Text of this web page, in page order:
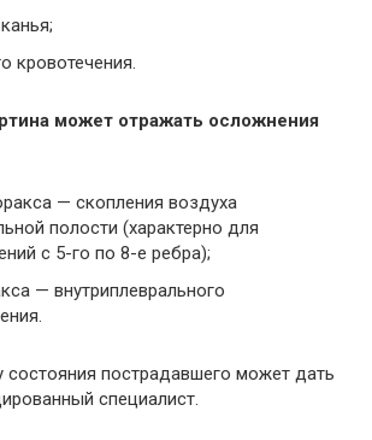
кровотечения.
может отражать осложнения
— скопления воздуха
полости (характерно для
с 5-го по 8-е ребра);
— внутриплеврального
состояния пострадавшего может дать
специалист.